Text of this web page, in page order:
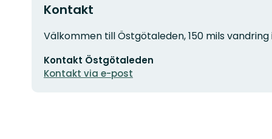
Kontakt
Adress
Välkommen till Östgötaleden, 150 mils
postadress
Kontakt Östgötaleden
Kontakt via e-post